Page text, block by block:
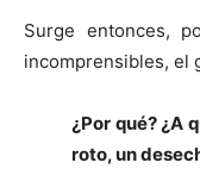
Surge entonces,
incomprensibles, el
¿Por qué? ¿A
roto, un